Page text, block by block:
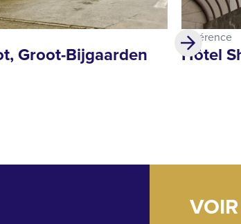
Groot-Bijgaarden
Référence
Hôtel